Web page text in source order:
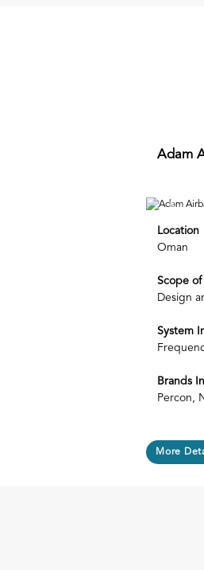
Adam
Location
Oman
Scope of
Design
System
Brands
Percon,
More